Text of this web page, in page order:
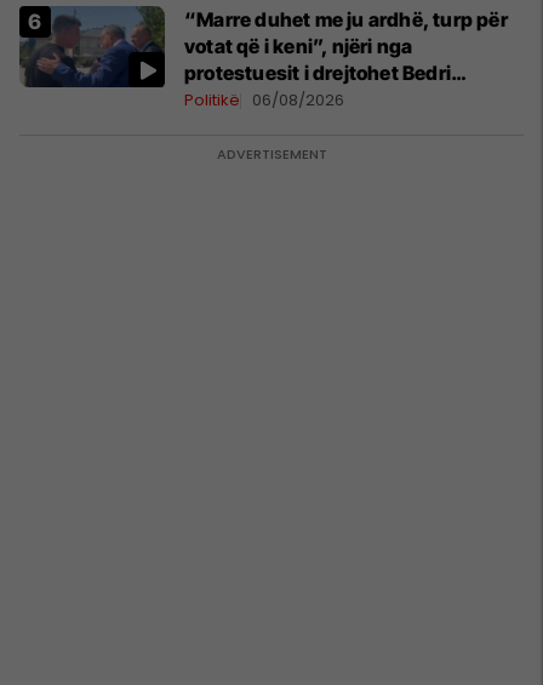
“Marre duhet me ju ardhë, turp për
votat që i keni”, njëri nga
protestuesit i drejtohet Bedri
Hamzës
Politikë 06/08/2026